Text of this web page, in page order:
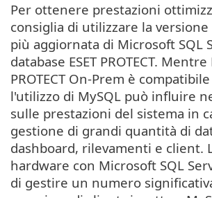
Per ottenere prestazioni
consiglia di utilizzare la
più aggiornata di Microsoft SQL
database ESET PROTECT. Mentre
PROTECT On-Prem è
l'utilizzo di MySQL può influire
sulle prestazioni del sistema in
gestione di grandi quantità di
dashboard, rilevamenti e client.
hardware con Microsoft SQL
di gestire un numero